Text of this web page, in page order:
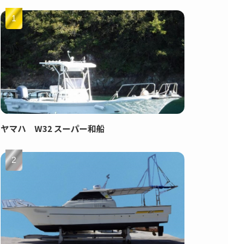
ヤマハ W32 スーパー和船